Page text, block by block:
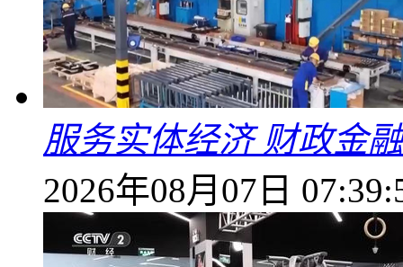
服务实体经济 财政金
2026年08月07日